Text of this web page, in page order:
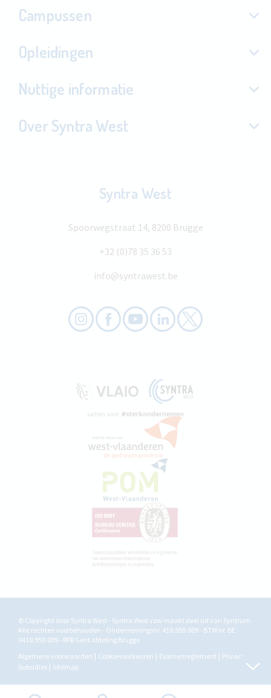
Campussen
Opleidingen
Nuttige informatie
Over Syntra West
Syntra West
Spoorwegstraat 14, 8200 Brugge
+32 (0)78 35 36 53
info@syntrawest.be
© Copyright door Syntra West - Syntra West vzw maakt deel uit van Syntrum
Alle rechten voorbehouden - Ondernemingsnr. 410.959.009 - BTW nr. BE
0410.959.009 - RPR Gent afdeling Brugge
Algemene voorwaarden
Cookievoorkeuren Examenreglement
Privacy
Subsidies
Sitemap